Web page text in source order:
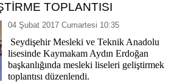
TOPLANTISI
04 Şubat 2017 Cumartesi 10:35
Seydişehir Mesleki ve Teknik Anadolu
lisesinde Kaymakam Aydın Erdoğan
başkanlığında mesleki liseleri geliştirmek
toplantısı düzenlendi.